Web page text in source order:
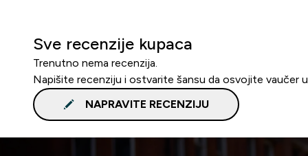
Sve recenzije kupaca
Trenutno nema recenzija.
Napišite recenziju i ostvarite šansu da osvojite vaučer
NAPRAVITE RECENZIJU